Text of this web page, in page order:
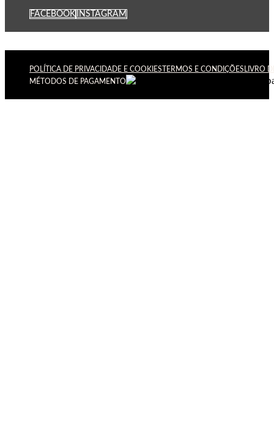
FACEBOOK INSTAGRAM
POLÍTICA DE PRIVACIDADE E COOKIES TERMOS E CONDIÇÕES LIVRO
MÉTODOS DE PAGAMENTO